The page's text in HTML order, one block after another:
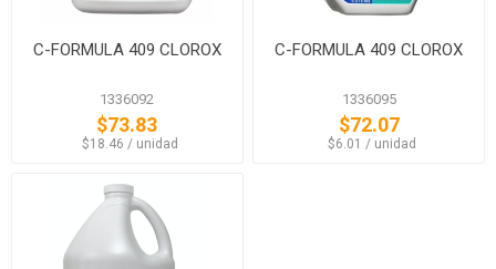
C-FORMULA 409 CLOROX
1336092
$73.83
‏‏‎ ‎‏‏‎ ‎$18.46 / unidad
C-FORMULA 409 CLOROX
1336095
$72.07
‏‏‎ ‎‏‏‎ ‎$6.01 / unidad